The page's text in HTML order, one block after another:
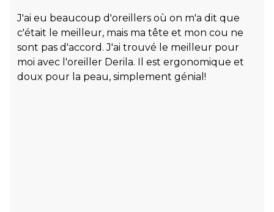
J'ai eu beaucoup d'oreillers où on m'a dit que
c'était le meilleur, mais ma tête et mon cou ne
sont pas d'accord. J'ai trouvé le meilleur pour
moi avec l'oreiller Derila. Il est ergonomique et
doux pour la peau, simplement génial!